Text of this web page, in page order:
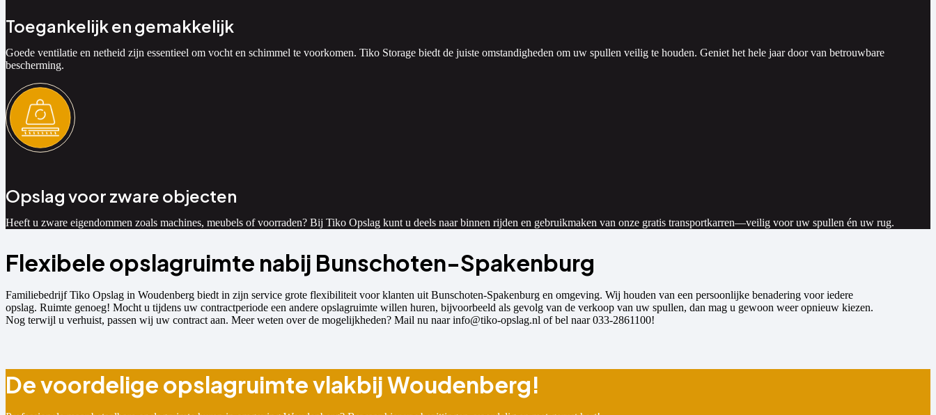
Toegankelijk en gemakkelijk
Goede ventilatie en netheid zijn essentieel om vocht en schimmel te voorkomen. Tiko Storage biedt de juiste omstandigheden om uw spullen veilig te houden. Geniet het hele jaar door van betrouwbare
bescherming.
Opslag voor zware objecten
Heeft u zware eigendommen zoals machines, meubels of voorraden? Bij Tiko Opslag kunt u deels naar binnen rijden en gebruikmaken van onze gratis transportkarren—veilig voor uw spullen én uw rug.
Flexibele opslagruimte nabij Bunschoten-Spakenburg
Familiebedrijf Tiko Opslag in Woudenberg biedt in zijn service grote flexibiliteit voor klanten uit Bunschoten-Spakenburg en omgeving. Wij houden van een persoonlijke benadering voor iedere
opslag. Ruimte genoeg! Mocht u tijdens uw contractperiode een andere opslagruimte willen huren, bijvoorbeeld als gevolg van de verkoop van uw spullen, dan mag u gewoon weer opnieuw kiezen.
Nog terwijl u verhuist, passen wij uw contract aan. Meer weten over de mogelijkheden? Mail nu naar info@tiko-opslag.nl of bel naar 033-2861100!
De voordelige opslagruimte vlakbij Woudenberg!